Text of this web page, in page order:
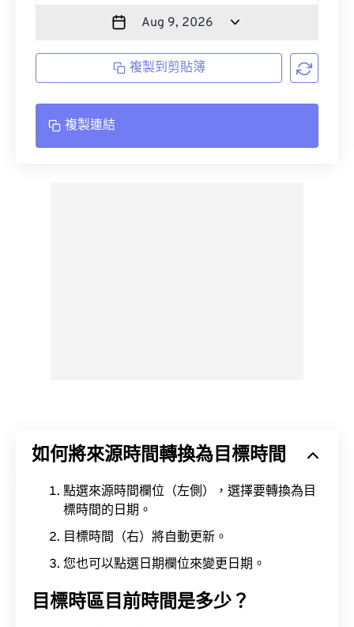
複製到剪貼簿
複製連結
如何將來源時間轉換為目標時間
點選來源時間欄位（左側），選擇要轉換為目
標時間的日期。
目標時間（右）將自動更新。
您也可以點選日期欄位來變更日期。
目標時區目前時間是多少？